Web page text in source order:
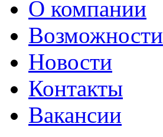
О компании
Возможности
Новости
Контакты
Вакансии